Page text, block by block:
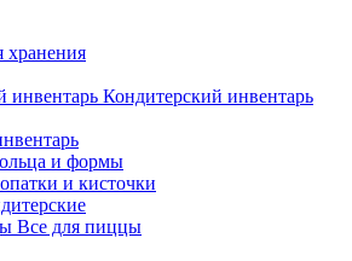
хранения
Кондитерский инвентарь
и формы
и кисточки
Все для пиццы